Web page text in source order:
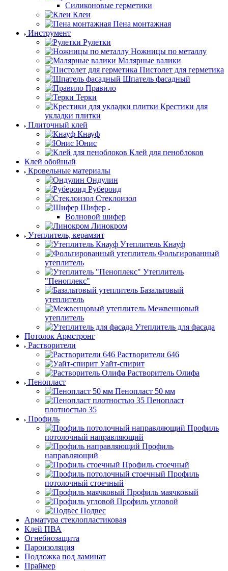
Силиконовые герметики
Клеи
Пена монтажная
Инструмент
Рулетки
Ножницы по металлу
Малярные валики
Пистолет для герметика
Шпатель фасадный
Правило
Терки
Крестики для
укладки плитки
Плиточный клей
Кнауф
Юнис
Клей для пеноблоков
Клей обойный
Кровельные материалы
Ондулин
Рубероид
Стеклоизол
Шифер
Волновой шифер
Линокром
Утеплитель, керамзит
Утеплитель Кнауф
Фольгированный
утеплитель
Утеплитель
"Пеноплекс"
Базальтовый
утеплитель
Межвенцовый
утеплитель
Утеплитель для фасада
Потолок Армстронг
Растворители
Растворители 646
Уайт-спирит
Растворитель Олифа
Пенопласт
Пенопласт 50 мм
Пенопласт
плотностью 35
Профиль
Профиль
потолочный направляющий
Профиль
направляющий
Профиль стоечный
Профиль
потолочный стоечный
Профиль маячковый
Профиль угловой
Подвес
Арматура стеклопластиковая
Клей ПВА
Огнебиозащита
Пароизоляция
Подложка под ламинат
Праймер